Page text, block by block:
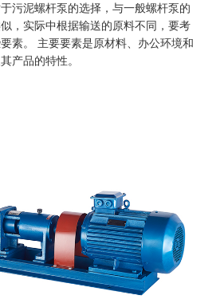
污泥螺杆泵的选择，与一般螺杆泵的
，实际中根据输送的原料不同，要考
素。 主要要素是原材料、办公环境和
产品的特性。